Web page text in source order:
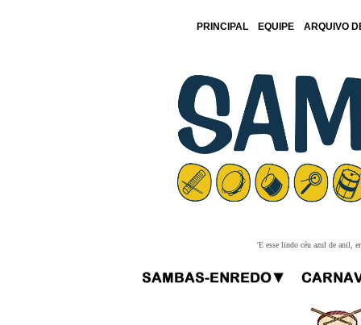
PRINCIPAL EQUIPE ARQUIVO
'E esse lindo céu azul de anil,